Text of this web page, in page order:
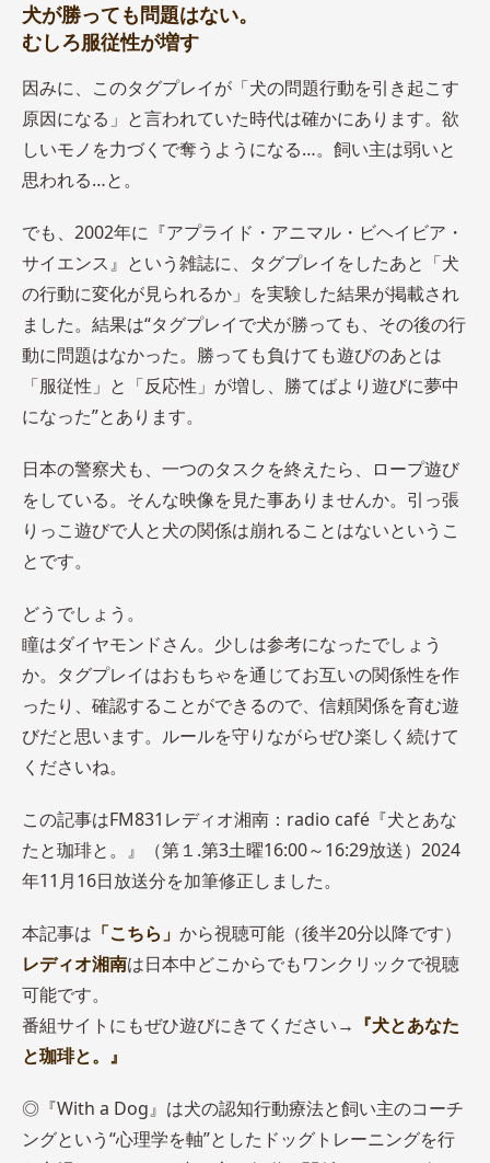
犬が勝っても問題はない。
むしろ服従性が増す
因みに、このタグプレイが「犬の問題行動を引き起こす
原因になる」と言われていた時代は確かにあります。欲
しいモノを力づくで奪うようになる…。飼い主は弱いと
思われる…と。
でも、2002年に『アプライド・アニマル・ビヘイビア・
サイエンス』という雑誌に、タグプレイをしたあと「犬
の行動に変化が見られるか」を実験した結果が掲載され
ました。結果は“タグプレイで犬が勝っても、その後の行
動に問題はなかった。勝っても負けても遊びのあとは
「服従性」と「反応性」が増し、勝てばより遊びに夢中
になった”とあります。
日本の警察犬も、一つのタスクを終えたら、ロープ遊び
をしている。そんな映像を見た事ありませんか。引っ張
りっこ遊びで人と犬の関係は崩れることはないというこ
とです。
どうでしょう。
瞳はダイヤモンドさん。少しは参考になったでしょう
か。タグプレイはおもちゃを通じてお互いの関係性を作
ったり、確認することができるので、信頼関係を育む遊
びだと思います。ルールを守りながらぜひ楽しく続けて
くださいね。
この記事はFM831レディオ湘南：radio café『犬とあな
たと珈琲と。』（第１.第3土曜16:00～16:29放送）2024
年11月16日放送分を加筆修正しました。
本記事は 「こちら」 から視聴可能（後半20分以降です）
レディオ湘南は日本中どこからでもワンクリックで視聴
可能です。
番組サイトにもぜひ遊びにきてください→ 『犬とあなた
と珈琲と。』
◎『With a Dog』は犬の認知行動療法と飼い主のコーチ
ングという“心理学を軸”としたドッグトレーニングを行